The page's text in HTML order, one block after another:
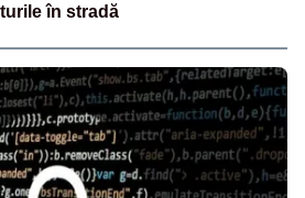
în stradă